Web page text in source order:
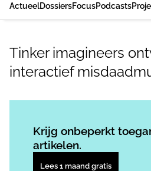
ActueelDossiersFocusPodcasts
Tinker imagineers
interactief
Krijg onbeperkt
artikelen.
Lees 1 maand gratis